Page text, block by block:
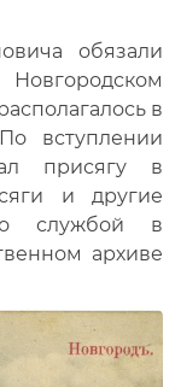
обязали
в
вступлении
присягу в
и другие
службой в
архиве